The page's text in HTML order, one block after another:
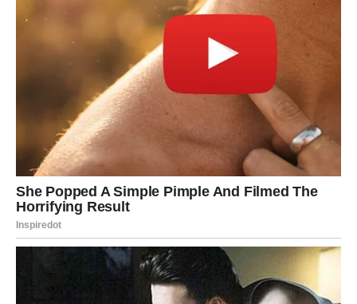
teških trenutaka dolazi vrijeme kada život počinje vraćati
sve ono što smo dugo čekali i zaslužili.